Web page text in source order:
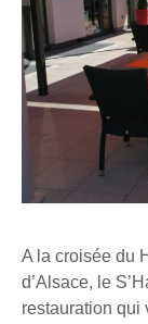
A la croisée du
d’Alsace, le
restauration qui